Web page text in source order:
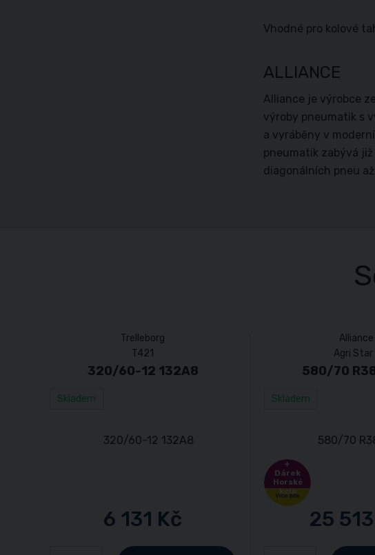
Vhodné pro kolové
ALLIANCE
Alliance je výrobce
výroby pneumatik s
a vyráběny v
pneumatik zabývá
diagonálních pneu
Trelleborg
T421
320/60-12 132A8
Skladem
6 131 Kč
Alliance
Agri Star II
580/70
Skladem
Dárek
Horské
kolo
25